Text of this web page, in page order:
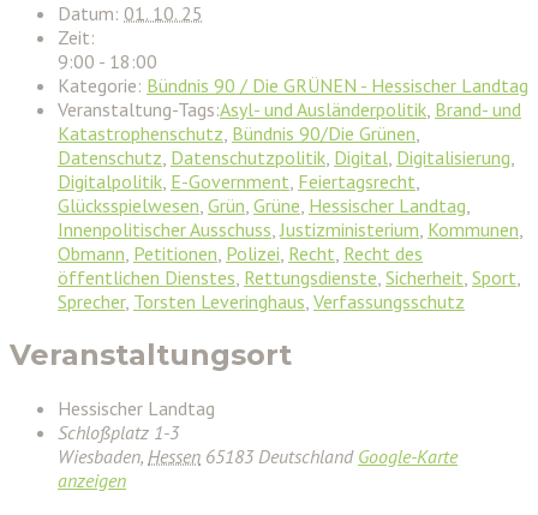
Datum: 01. 10. 25
Zeit:
9:00 - 18:00
Kategorie: Bündnis 90 / Die GRÜNEN - Hessischer Landtag
Veranstaltung-Tags:Asyl- und Ausländerpolitik, Brand- und
Katastrophenschutz, Bündnis 90/Die Grünen,
Datenschutz, Datenschutzpolitik, Digital, Digitalisierung,
Digitalpolitik, E-Government, Feiertagsrecht,
Glücksspielwesen, Grün, Grüne, Hessischer Landtag,
Innenpolitischer Ausschuss,Justizministerium, Kommunen,
Obmann, Petitionen, Polizei, Recht, Recht des
öffentlichen Dienstes, Rettungsdienste, Sicherheit, Sport,
Sprecher, Torsten Leveringhaus, Verfassungsschutz
Veranstaltungsort
Hessischer Landtag
Schloßplatz 1-3
Wiesbaden, Hessen 65183 Deutschland Google-Karte
anzeigen